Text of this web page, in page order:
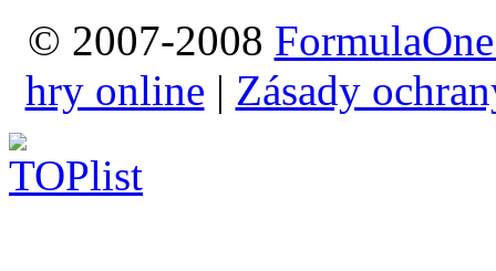
© 2007-2008
hry online | Zásady